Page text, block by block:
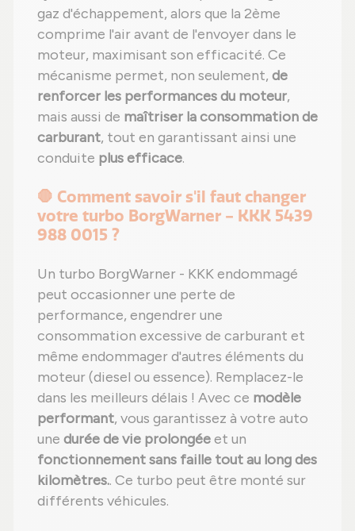
gaz d'échappement, alors que la 2ème
comprime l'air avant de l'envoyer dans le
moteur, maximisant son efficacité. Ce
mécanisme permet, non seulement, de
renforcer les performances du moteur,
mais aussi de maîtriser la consommation de
carburant, tout en garantissant ainsi une
conduite plus efficace.
🛑 Comment savoir s'il faut changer
votre turbo BorgWarner - KKK 5439
988 0015 ?
Un turbo BorgWarner - KKK endommagé
peut occasionner une perte de
performance, engendrer une
consommation excessive de carburant et
même endommager d'autres éléments du
moteur (diesel ou essence). Remplacez-le
dans les meilleurs délais ! Avec ce modèle
performant, vous garantissez à votre auto
une durée de vie prolongéeet un
fonctionnement sans faille tout au long des
kilomètres.. Ce turbo peut être monté sur
différents véhicules.